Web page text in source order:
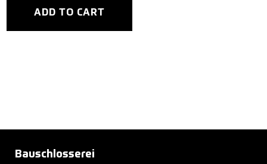
ADD TO CART
Bauschlosserei